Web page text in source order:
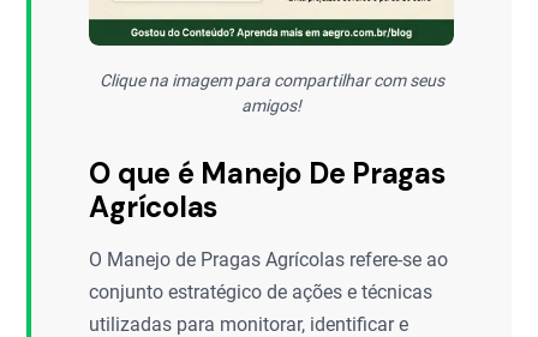
Clique na imagem para compartilhar com seus
amigos!
O que é Manejo De Pragas
Agrícolas
O Manejo de Pragas Agrícolas refere-se ao
conjunto estratégico de ações e técnicas
utilizadas para monitorar, identificar e